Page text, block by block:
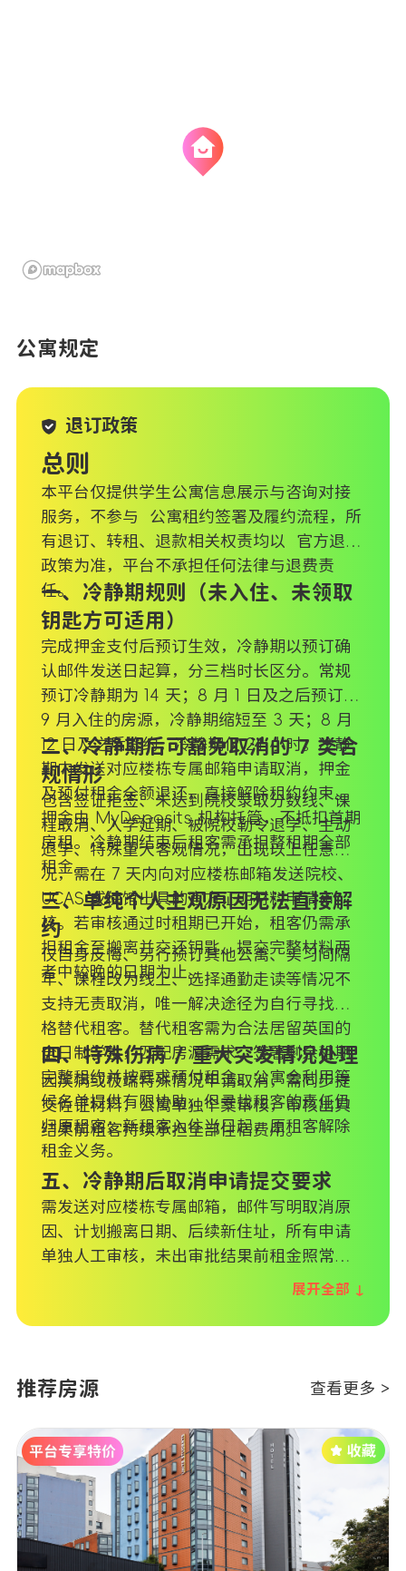
公寓规定
退订政策
总则
本平台仅提供学生公寓信息展示与咨询对接
服务，不参与 公寓租约签署及履约流程，所
有退订、转租、退款相关权责均以 官方退订
政策为准，平台不承担任何法律与退费责
任。
一、冷静期规则（未入住、未领取
钥匙方可适用）
完成押金支付后预订生效，冷静期以预订确
认邮件发送日起算，分三档时长区分。常规
预订冷静期为 14 天；8 月 1 日及之后预订、
9 月入住的房源，冷静期缩短至 3 天；8 月
12 日及之后签约，冷静期仅 24 小时。冷静
期内发送对应楼栋专属邮箱申请取消，押金
及预付租金全额退还，直接解除租约约束。
押金由 MyDeposits 机构托管，不抵扣首期
房租。冷静期结束后租客需承担整租期全部
租金。
二、冷静期后可豁免取消的 7 类合
规情形
包含签证拒签、未达到院校录取分数线、课
程取消、入学延期、被院校勒令退学、主动
退学、特殊重大客观情况，出现以上任意情
况，需在 7 天内向对应楼栋邮箱发送院校、
UCAS 或使馆出具的官方证明材料申请审
核。若审核通过时租期已开始，租客仍需承
担租金至搬离并交还钥匙、提交完整材料两
者中较晚的日期为止。
三、单纯个人主观原因无法直接解
约
仅自身反悔、另行预订其他公寓、实习间隔
年、课程改为线上、选择通勤走读等情况不
支持无责取消，唯一解决途径为自行寻找合
格替代租客。替代租客需为合法居留英国的
全日制学生，匹配房源需求、签署剩余租期
完整租约并按要求预付租金。公寓会利用等
候名单提供有限协助，但寻找租客的责任仍
归原租客；新租客入住当日起，原租客解除
租金义务。
四、特殊伤病 / 重大突发情况处理
因疾病或极端特殊情况申请取消，需同步提
交佐证材料，公寓单独个案审核，审核出具
结果前租客持续承担全部住宿费用。
五、冷静期后取消申请提交要求
需发送对应楼栋专属邮箱，邮件写明取消原
因、计划搬离日期、后续新住址，所有申请
单独人工审核，未出审批结果前租金照常计
收。各城市专属对接邮箱已区分诺丁汉、利
展开全部 ↓
推荐房源 查看更多 >